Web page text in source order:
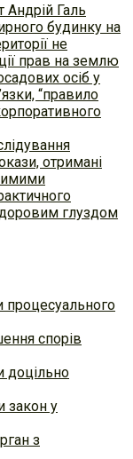
Андрій Галь
будинку на
не
прав на землю
осіб у
“правило
отримані
глуздом
спорів
доцільно
закон у
з